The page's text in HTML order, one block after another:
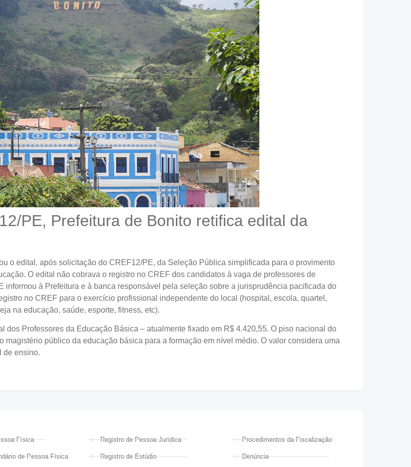
PE, Prefeitura de Bonito retifica edital da
o edital, após solicitação do CREF12/PE, da Seleção Pública simplificada para o provimento
O edital não cobrava o registro no CREF dos candidatos à vaga de professores de
à Prefeitura e à banca responsável pela seleção sobre a jurisprudência pacificada do
no CREF para o exercício profissional independente do local (hospital, escola, quartel,
na educação, saúde, esporte, fitness, etc).
dos Professores da Educação Básica – atualmente fixado em R$ 4.420,55. O piso nacional do
público da educação básica para a formação em nível médio. O valor considera uma
de ensino.
Física
de Pessoa Física
Registro de Pessoa Jurídica
Registro de Estúdio
Procedimentos da Fiscalização
Denúncia